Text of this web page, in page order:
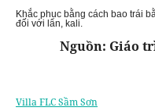
Khắc phục bằng cách bao trái
đối với lân, kali.
Nguồn: Giáo
Villa FLC Sầm Sơn